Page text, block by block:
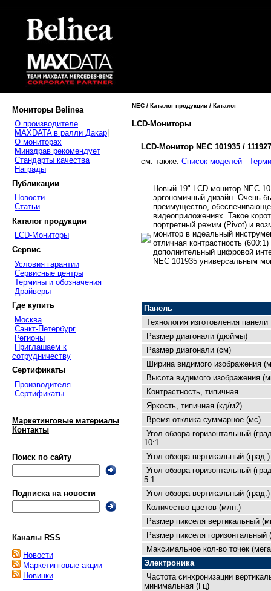
Мониторы Belinea
О производителе
MAXDATA в ралли Дакар
О мониторах
Минздрав рекомендует
Стандарты качества
Награды
Публикации
Новости
Статьи
Каталог продукции
LCD-Мониторы
Сервис
Условия гарантии
Сервисные центры
Термины и обозначения
Драйверы
Где купить
Москва
Санкт-Петербург
Регионы
Приглашаем к
сотрудничеству
Сертификаты
Производителя
Сертификаты
Маркетинговые материалы
Контакты
Поиск по сайту
Подписка на новости
Каналы RSS
Новости
Маркетинговые акции
Новинки
NEC / Каталог продукции / Каталог
LCD-Мониторы
LCD-Монитор NEC 101935 /
cм. также: Список моделей
Новый 19" LCD-монитор NEC
эргономичный дизайн. Очень
преимущество,
видеоприложениях. Такое
портретный режим (Pivot) и
монитор в идеальный
отличная контрастность
дополнительный цифровой
NEC 101935 универсальным
Панель
Технология изготовления панели
Размер диагонали (дюймы)
Размер диагонали (см)
Ширина видимого изображения
Высота видимого изображения
Контрастность, типичная
Яркость, типичная (кд/м2)
Время отклика суммарное (мс)
Угол обзора горизонтальный
10:1
Угол обзора вертикальный
Угол обзора горизонтальный
5:1
Угол обзора вертикальный
Количество цветов (млн.)
Размер пикселя вертикальный
Размер пикселя горизонтальный
Максимальное кол-во точек
Электроника
Частота синхронизации
минимальная (Гц)